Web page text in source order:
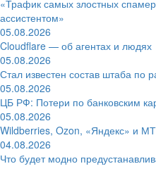
«Трафик самых злостных
ассистентом»
05.08.2026
Cloudflare — об агентах и людях
05.08.2026
Стал известен состав штаба
05.08.2026
ЦБ РФ: Потери по банковским
05.08.2026
Wildberries, Ozon, «Яндекс» и
04.08.2026
Что будет модно